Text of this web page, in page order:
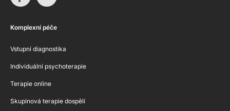
Komplexní péče
Vstupní diagnostika
Individuální psychoterapie
Terapie online
Skupinová terapie dospělí